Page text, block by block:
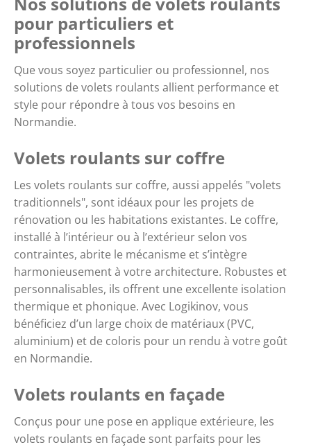
pour particuliers et
professionnels
Que vous soyez particulier ou professionnel, nos
solutions de volets roulants allient performance et
style pour répondre à tous vos besoins en
Normandie.
Volets roulants sur coffre
Les volets roulants sur coffre, aussi appelés "volets
traditionnels", sont idéaux pour les projets de
rénovation ou les habitations existantes. Le coffre,
installé à l’intérieur ou à l’extérieur selon vos
contraintes, abrite le mécanisme et s’intègre
harmonieusement à votre architecture. Robustes et
personnalisables, ils offrent une excellente isolation
thermique et phonique. Avec Logikinov, vous
bénéficiez d’un large choix de matériaux (PVC,
aluminium) et de coloris pour un rendu à votre goût
en Normandie.
Volets roulants en façade
Conçus pour une pose en applique extérieure, les
volets roulants en façade sont parfaits pour les